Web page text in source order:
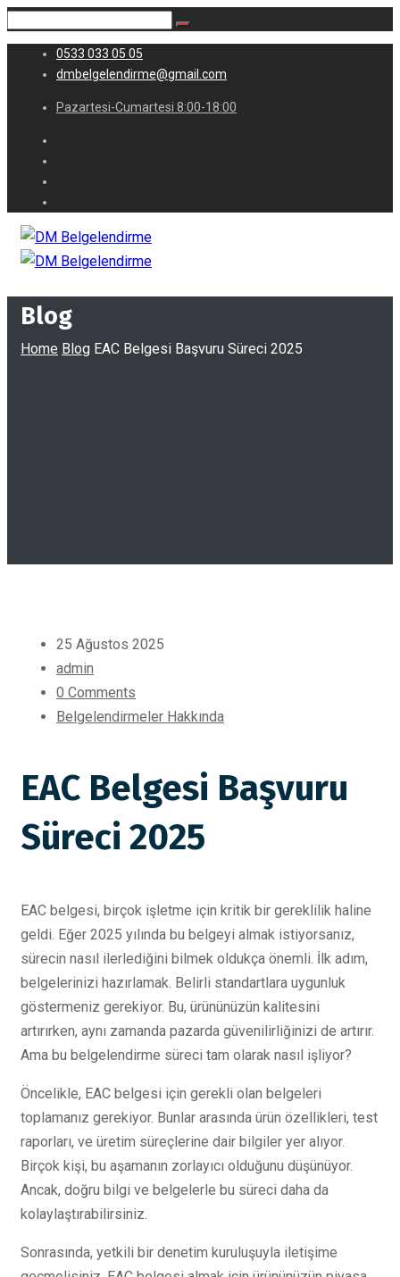
0533 033 05 05
dmbelgelendirme@gmail.com
Pazartesi-Cumartesi 8:00-18:00
Blog
Home Blog EAC Belgesi Başvuru Süreci 2025
25 Ağustos 2025
admin
0 Comments
Belgelendirmeler Hakkında
EAC Belgesi Başvuru
Süreci 2025
EAC belgesi, birçok işletme için kritik bir gereklilik haline
geldi. Eğer 2025 yılında bu belgeyi almak istiyorsanız,
sürecin nasıl ilerlediğini bilmek oldukça önemli. İlk adım,
belgelerinizi hazırlamak. Belirli standartlara uygunluk
göstermeniz gerekiyor. Bu, ürününüzün kalitesini
artırırken, aynı zamanda pazarda güvenilirliğinizi de artırır.
Ama bu belgelendirme süreci tam olarak nasıl işliyor?
Öncelikle, EAC belgesi için gerekli olan belgeleri
toplamanız gerekiyor. Bunlar arasında ürün özellikleri, test
raporları, ve üretim süreçlerine dair bilgiler yer alıyor.
Birçok kişi, bu aşamanın zorlayıcı olduğunu düşünüyor.
Ancak, doğru bilgi ve belgelerle bu süreci daha da
kolaylaştırabilirsiniz.
Sonrasında, yetkili bir denetim kuruluşuyla iletişime